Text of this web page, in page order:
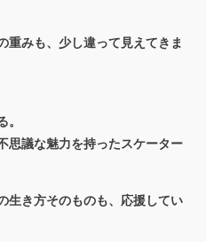
重みも、少し違って見えてきま
思議な魅力を持ったスケーター
生き方そのものも、応援してい